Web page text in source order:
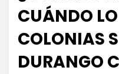
CUÁNDO
COLONIAS
DURANGO